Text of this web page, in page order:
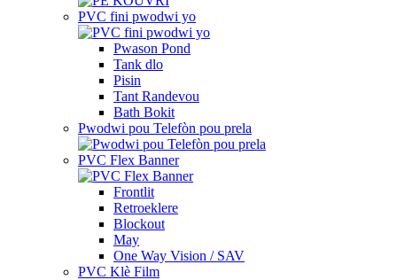
PVC fini pwodwi yo
Pwason Pond
Tank dlo
Pisin
Tant Randevou
Bath Bokit
Pwodwi pou Telefòn pou prela
PVC Flex Banner
Frontlit
Retroeklere
Blockout
May
One Way Vision / SAV
PVC Klè Film